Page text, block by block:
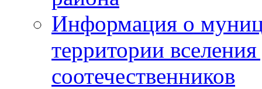
Информация о
территории
соотечественников